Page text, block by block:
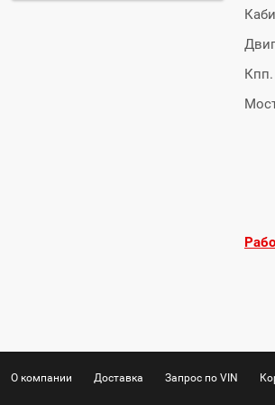
Кпп.
О компании Доставка Запрос по VIN